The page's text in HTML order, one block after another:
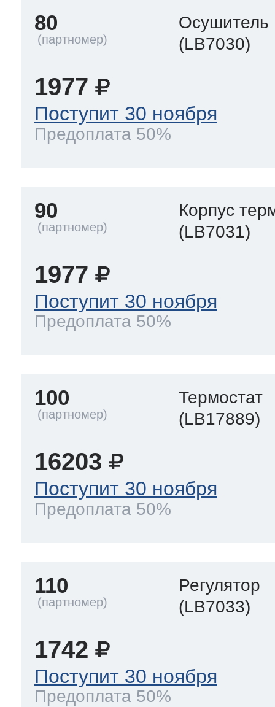
80
Осушитель
(LB7030)
1977
Поступит 30 ноября
Предоплата 50%
90
Корпус
(LB7031)
1977
Поступит 30 ноября
Предоплата 50%
100
Термостат
(LB17889)
16203
Поступит 30 ноября
Предоплата 50%
110
Регулятор
(LB7033)
1742
Поступит 30 ноября
Предоплата 50%